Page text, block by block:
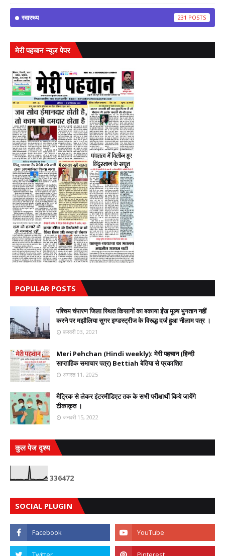
स्वास्थ्य 231
मेरी पहचान न्यूज पेपर
POPULAR POSTS
पश्चिम चंपारण जिला स्थित किसानों का बकाया ईंख मूल्य भुगतान नहीं
करने पर मझौलिया सुगर इण्डस्ट्रीज के विरूद्ध दर्ज हुआ नीलाम पत्र ।
फ़रवरी 03, 2021
Meri Pehchan (Hindi weekly): मेरी पहचान (हिन्दी
साप्ताहिक समाचार पत्र) Bettiah बेतिया से प्रकाशित
अगस्त 11, 2025
मैट्रिक से लेकर इंटरमीडिएट तक के सभी परीक्षार्थी किये जायेंगे
टीकाकृत ।
जनवरी 15, 2022
कुल पेज दृश्य
336472
SOCIAL PLUGIN